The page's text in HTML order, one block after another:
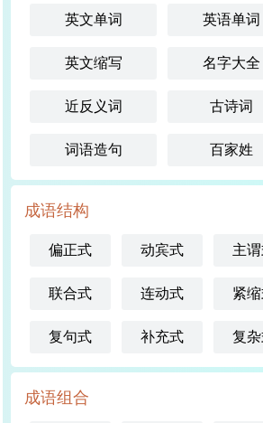
英文单词 英语单词
英文缩写 名字大全
近反义词 古诗词
词语造句 百家姓
成语结构
偏正式 动宾式 主
联合式 连动式 紧
复句式 补充式 复
成语组合